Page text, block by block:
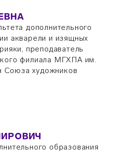
дополнительного
акварели и изящных
преподаватель
филиала МГХПА им.
Союза художников
образования